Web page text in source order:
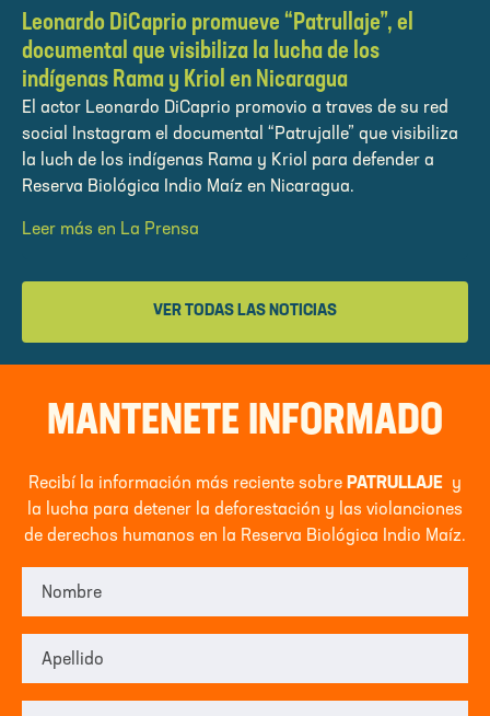
Leonardo DiCaprio promueve “Patrullaje”, el
documental que visibiliza la lucha de los
indígenas Rama y Kriol en Nicaragua
El actor Leonardo DiCaprio promovio a traves de su red
social Instagram el documental “Patrujalle” que visibiliza
la luch de los indígenas Rama y Kriol para defender a
Reserva Biológica Indio Maíz en Nicaragua.
Leer más en La Prensa
VER TODAS LAS NOTICIAS
MANTENETE INFORMADO
Recibí la información más reciente sobre PATRULLAJE y
la lucha para detener la deforestación y las violanciones
de derechos humanos en la Reserva Biológica Indio Maíz.
Nombre
Apellido